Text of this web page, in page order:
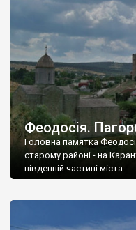
Феодосія.
Головна памятка
старому районі - на
південній частині міста.